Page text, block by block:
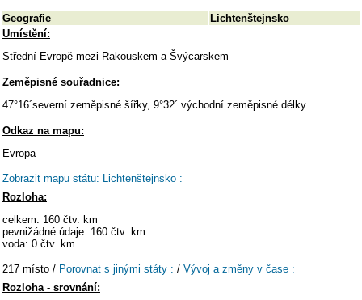
Geografie
Lichtenštejnsko
Umístění:
Střední Evropě mezi Rakouskem a Švýcarskem
Zeměpisné souřadnice:
47°16´severní zeměpisné šířky, 9°32´ východní zeměpisné délky
Odkaz na mapu:
Evropa
Zobrazit mapu státu: Lichtenštejnsko :
Rozloha:
celkem: 160 čtv. km
pevnižádné údaje: 160 čtv. km
voda: 0 čtv. km
217 místo / Porovnat s jinými státy : / Vývoj a změny v čase :
Rozloha - srovnání: